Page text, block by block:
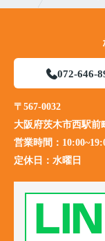
072-646-
〒567-0032
大阪府茨木市西駅前
営業時間：
定休日： 水曜日